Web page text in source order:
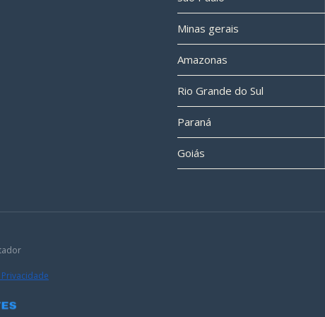
Minas gerais
Amazonas
Rio Grande do Sul
Paraná
Goiás